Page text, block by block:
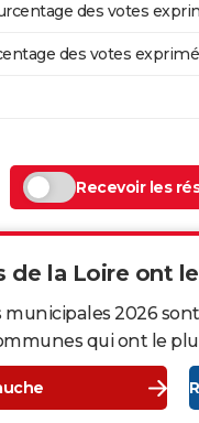
des votes
des votes
Recevoir les
de la Loire ont
municipales 2026
qui ont le plus